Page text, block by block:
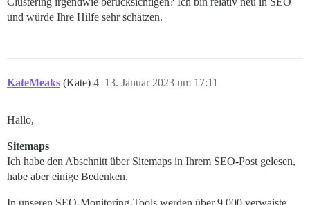
und würde Ihre Hilfe sehr schätzen.
KateMeaks (Kate) 13. Januar 2023 um 17:11
4
Hallo,
Sitemaps
Ich habe den Abschnitt über Sitemaps in Ihrem SEO-Post gelesen,
habe aber einige Bedenken.
In unseren SEO-Monitoring-Tools werden über 9.000 verwaiste